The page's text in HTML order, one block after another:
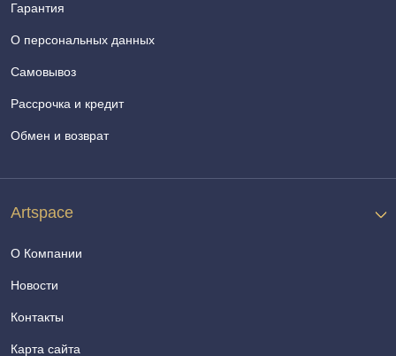
Гарантия
О персональных данных
Самовывоз
Рассрочка и кредит
Обмен и возврат
Artspace
О Компании
Новости
Контакты
Карта сайта